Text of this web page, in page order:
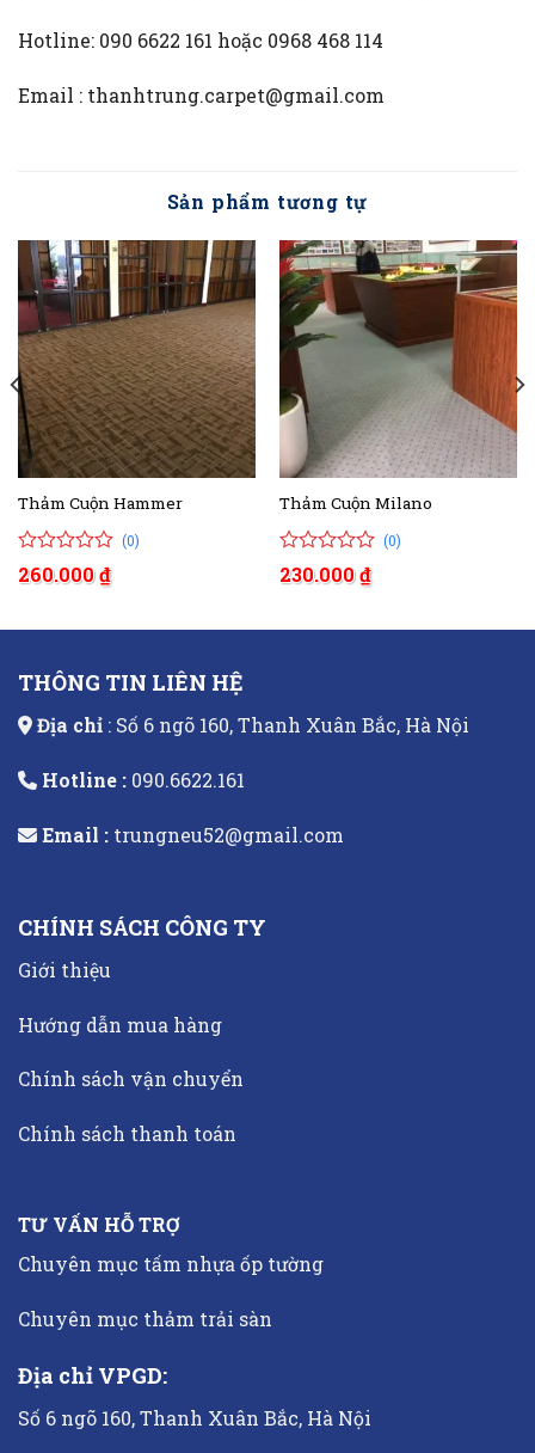
Hotline: 090 6622 161 hoặc 0968 468 114
Email : thanhtrung.carpet@gmail.com
Sản phẩm tương tự
Thảm Cuộn Hammer
0
trên
0
(0)
260.000₫
Thảm Cuộn Milano
0
trên
0
(0)
230.000₫
THÔNG TIN LIÊN HỆ
Địa chỉ : Số 6 ngõ 160, Thanh Xuân Bắc, Hà Nội
Hotline : 090.6622.161
Email : trungneu52@gmail.com
CHÍNH SÁCH CÔNG TY
Giới thiệu
Hướng dẫn mua hàng
Chính sách vận chuyển
Chính sách thanh toán
TƯ VẤN HỖ TRỢ
Chuyên mục tấm nhựa ốp tường
Chuyên mục thảm trải sàn
Địa chỉ VPGD:
Số 6 ngõ 160, Thanh Xuân Bắc, Hà Nội